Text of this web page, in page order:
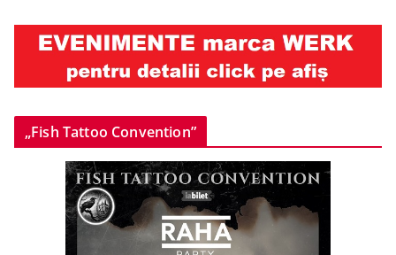
„Fish Tattoo Convention”